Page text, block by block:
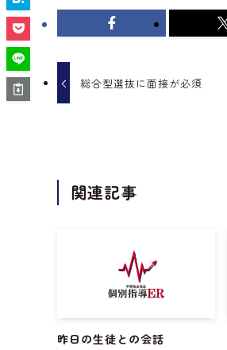
総合型選抜に面接が必須
関連記事
昨日の生徒との会話